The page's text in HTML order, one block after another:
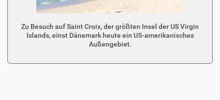
Zu Besuch auf Saint Croix, der größten Insel der US Virgin
Islands, einst Dänemark heute ein US-amerikanisches
Außengebiet.